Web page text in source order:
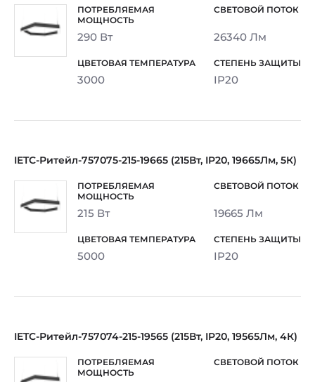
290 Вт 26340 Лм
3000 IP20
IETC-Ритейл-757075-215-19665 (215Вт, IP20, 19665Лм, 5К)
215 Вт 19665 Лм
5000 IP20
IETC-Ритейл-757074-215-19565 (215Вт, IP20, 19565Лм, 4К)